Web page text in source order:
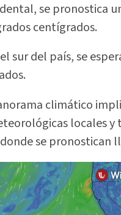
se pronostica
centígrados.
sur del país, se
climático
locales y
se pronostican